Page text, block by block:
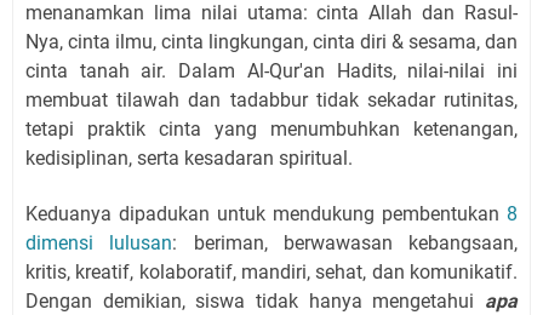
menanamkan lima nilai utama: cinta Allah dan Rasul-
Nya, cinta ilmu, cinta lingkungan, cinta diri & sesama, dan
cinta tanah air. Dalam Al-Qur'an Hadits, nilai-nilai ini
membuat tilawah dan tadabbur tidak sekadar rutinitas,
tetapi praktik cinta yang menumbuhkan ketenangan,
kedisiplinan, serta kesadaran spiritual.
Keduanya dipadukan untuk mendukung pembentukan 8
dimensi lulusan: beriman, berwawasan kebangsaan,
kritis, kreatif, kolaboratif, mandiri, sehat, dan komunikatif.
Dengan demikian, siswa tidak hanya mengetahui apa